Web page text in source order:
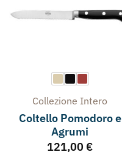
Collezione Intero
Coltello Pomodoro e
Agrumi
121,00 €